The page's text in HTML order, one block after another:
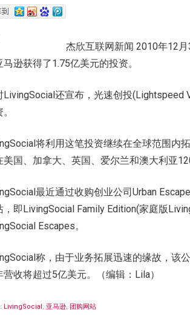
杰欣互联网新闻 2010年12
马逊获得了1.75亿美元的投资。
LivingSocial还宣布，光速创投(Lightspeed
将利用这笔投资继续在全球范围内
美国、加拿大、英国、爱尔兰和澳大利亚
最近通过收购创业公司Urban
，即LivingSocial Family Edition(家庭版
Escapes。
称，由于业务拓展迅速的缘故，该
营收将超过5亿美元。（编辑：Lila）
LivingSocial, 亚马逊, 团购网站